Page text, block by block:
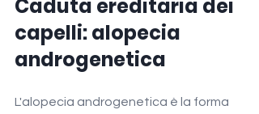
Caduta ereditaria dei
capelli: alopecia
androgenetica
L'alopecia androgenetica è la forma